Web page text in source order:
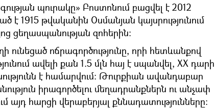
պուրակը» Բոստոնում բացվել է 2012
է 1915 թվականին Օսմանյան կայսրությունում
ցեղասպանության զոհերին։
ունեցած ոճրագործությունը, որի հետևանքով
ավելի քան 1.5 մլն հայ է սպանվել, ХХ դարի
է համարվում։ Թուրքիան ավանդաբար
իրագործելու մեղադրանքներն ու անչափ
այդ հարցի վերաբերյալ քննադատությունները։